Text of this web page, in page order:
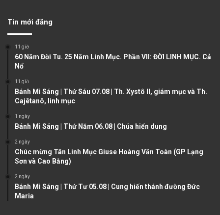
u
a
e
g
Tin mới đăng
11 giờ
60 Năm Đời Tu. 25 Năm Linh Mục. Phần VII: ĐỜI LINH MỤC. Cả
Nổ
11 giờ
Bánh Mì Sáng | Thứ Sáu 07.08 | Th. Xystô II, giám mục và Th.
Cajêtanô, linh mục
1 ngày
Bánh Mì Sáng | Thứ Năm 06.08 | Chúa hiển dung
2 ngày
Chúc mừng Tân Linh Mục Giuse Hoàng Văn Toàn (GP Lạng
Sơn và Cao Bằng)
2 ngày
Bánh Mì Sáng | Thứ Tư 05.08 | Cung hiến thánh đường Đức
Maria